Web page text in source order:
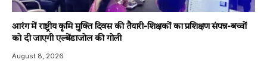
आरंग में राष्ट्रीय कृमि मुक्ति दिवस की तैयारी-शिक्षकों का प्रशिक्षण संपन्न-बच्चों
को दी जाएगी एल्बेंडाजोल की गोली
August 8, 2026